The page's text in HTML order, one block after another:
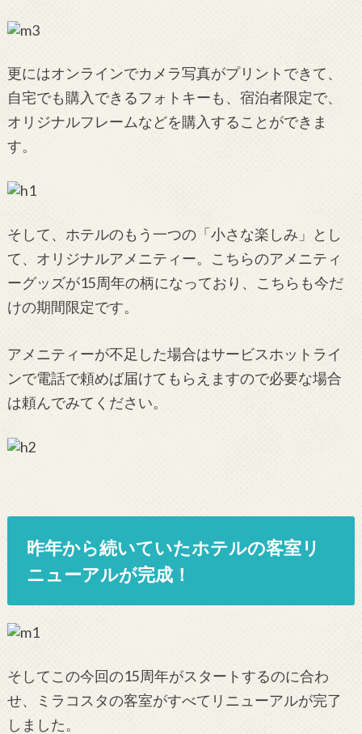
更にはオンラインでカメラ写真がプリントできて、
自宅でも購入できるフォトキーも、宿泊者限定で、
オリジナルフレームなどを購入することができま
す。
そして、ホテルのもう一つの「小さな楽しみ」とし
て、オリジナルアメニティー。こちらのアメニティ
ーグッズが15周年の柄になっており、こちらも今だ
けの期間限定です。
アメニティーが不足した場合はサービスホットライ
ンで電話で頼めば届けてもらえますので必要な場合
は頼んでみてください。
昨年から続いていたホテルの客室リ
ニューアルが完成！
そしてこの今回の15周年がスタートするのに合わ
せ、ミラコスタの客室がすべてリニューアルが完了
しました。